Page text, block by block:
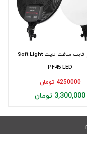
پنل نور ثابت سافت لايت Soft Light
PF45 LED
4250000 تومان
3,300,000 تومان